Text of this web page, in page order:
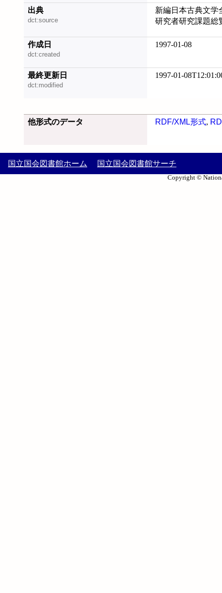
出典
dct:source
新編日本古典文学
研究者研究課題総
作成日
dct:created
1997-01-08
最終更新日
dct:modified
1997-01-
他形式のデータ RDF/XML形式,
国立国会図書館ホーム 国立国会図書館サーチ
Copyright ©